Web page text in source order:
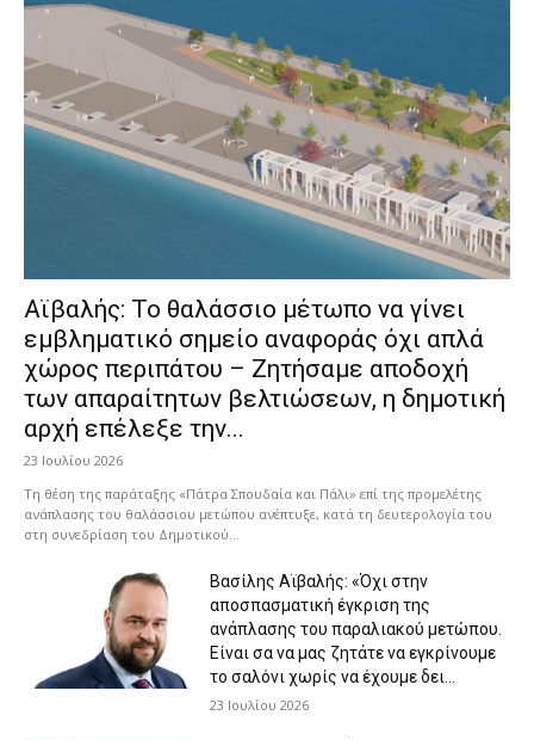
Αϊβαλής: Το θαλάσσιο μέτωπο να γίνει
εμβληματικό σημείο αναφοράς όχι απλά
χώρος περιπάτου – Ζητήσαμε αποδοχή
των απαραίτητων βελτιώσεων, η δημοτική
αρχή επέλεξε την...
23 Ιουλίου 2026
Τη θέση της παράταξης «Πάτρα Σπουδαία και Πάλι» επί της προμελέτης
ανάπλασης του θαλάσσιου μετώπου ανέπτυξε, κατά τη δευτερολογία του
στη συνεδρίαση του Δημοτικού...
Βασίλης Αϊβαλής: «Όχι στην
αποσπασματική έγκριση της
ανάπλασης του παραλιακού μετώπου.
Είναι σα να μας ζητάτε να εγκρίνουμε
το σαλόνι χωρίς να έχουμε δει...
23 Ιουλίου 2026